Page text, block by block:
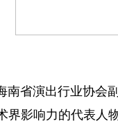
省演出行业协会副
界影响力的代表人物